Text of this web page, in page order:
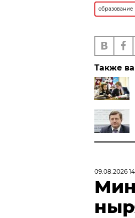
образование
Также
09.08.2026